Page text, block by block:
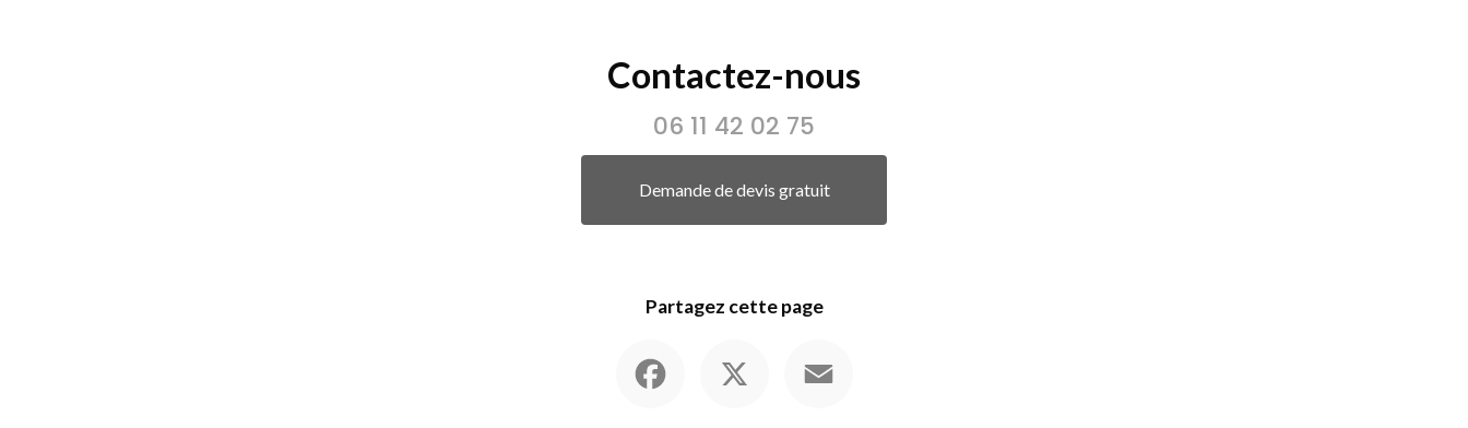
Contactez-nous
06 11 42 02 75
Demande de devis gratuit
Partagez cette page